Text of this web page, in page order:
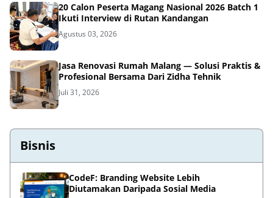
20 Calon Peserta Magang Nasional 2026 Batch 1
Ikuti Interview di Rutan Kandangan
Agustus 03, 2026
Jasa Renovasi Rumah Malang — Solusi Praktis &
Profesional Bersama Dari Zidha Tehnik
Juli 31, 2026
Bisnis
CodeF: Branding Website Lebih
Diutamakan Daripada Sosial Media